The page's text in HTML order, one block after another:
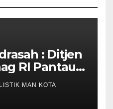
: Ditjen
RI Pantau
MAN Kota
MAN KOTA